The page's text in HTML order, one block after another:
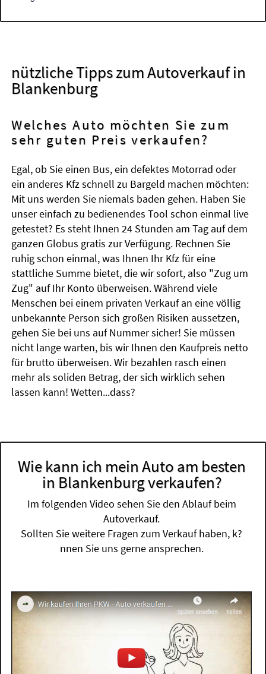
nützliche Tipps zum Autoverkauf in
Blankenburg
Welches Auto möchten Sie zum
sehr guten Preis verkaufen?
Egal, ob Sie einen Bus, ein defektes Motorrad oder
ein anderes Kfz schnell zu Bargeld machen möchten:
Mit uns werden Sie niemals baden gehen. Haben Sie
unser einfach zu bedienendes Tool schon einmal live
getestet? Es steht Ihnen 24 Stunden am Tag auf dem
ganzen Globus gratis zur Verfügung. Rechnen Sie
ruhig schon einmal, was Ihnen Ihr Kfz für eine
stattliche Summe bietet, die wir sofort, also "Zug um
Zug" auf Ihr Konto überweisen. Während viele
Menschen bei einem privaten Verkauf an eine völlig
unbekannte Person sich großen Risiken aussetzen,
gehen Sie bei uns auf Nummer sicher! Sie müssen
nicht lange warten, bis wir Ihnen den Kaufpreis netto
für brutto überweisen. Wir bezahlen rasch einen
mehr als soliden Betrag, der sich wirklich sehen
lassen kann! Wetten...dass?
Wie kann ich mein Auto am besten
in Blankenburg verkaufen?
Im folgenden Video sehen Sie den Ablauf beim
Autoverkauf.
Sollten Sie weitere Fragen zum Verkauf haben, k?
nnen Sie uns gerne ansprechen.